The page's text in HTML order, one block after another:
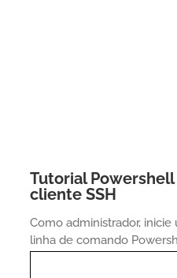
Tutorial
cliente SSH
Como administrador,
linha de comando